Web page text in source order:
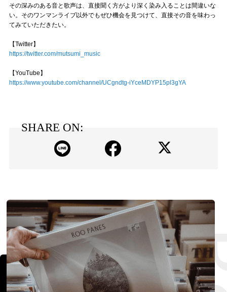
その深みのある音と歌声は、直接聞く方がより深く染み入ることは間違いな
い。そのワンマンライブ以外でもぜひ機会を見つけて、直接その音を味わっ
てみていただきたい。
【Twitter】
https://twitter.com/mutsumi_music
【YouTube】
https://www.youtube.com/channel/UCgndtg-iYceMDYP15pl3gYA
SHARE ON: